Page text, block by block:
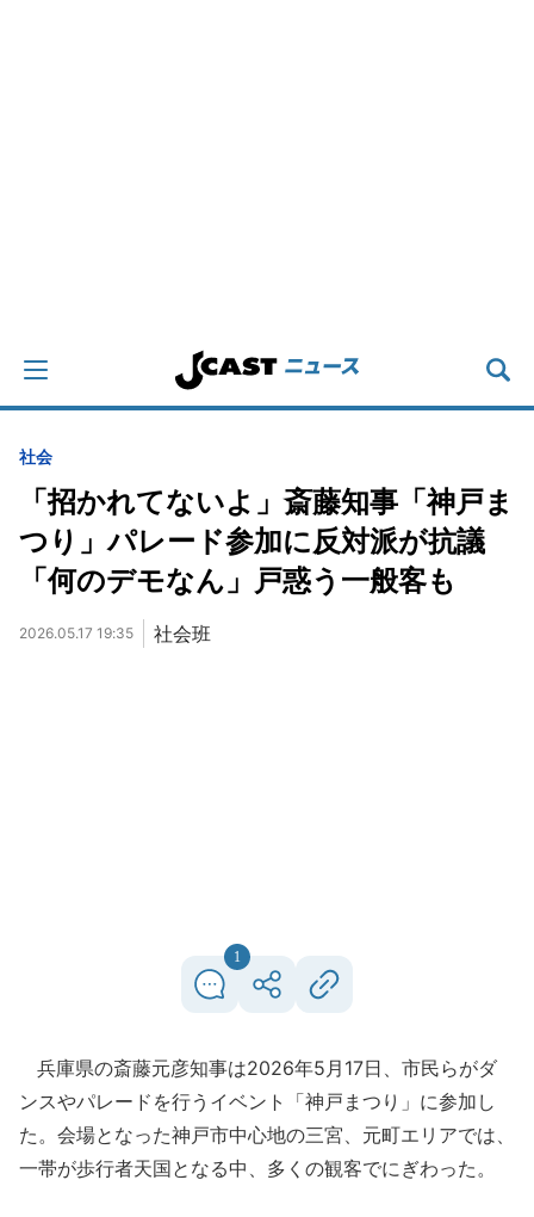
社会
「招かれてないよ」斎藤知事「神戸ま
つり」パレード参加に反対派が抗議
「何のデモなん」戸惑う一般客も
2026.05.17 19:35 社会班
1
兵庫県の斎藤元彦知事は2026年5月17日、市民らがダ
ンスやパレードを行うイベント「神戸まつり」に参加し
た。会場となった神戸市中心地の三宮、元町エリアでは、
一帯が歩行者天国となる中、多くの観客でにぎわった。